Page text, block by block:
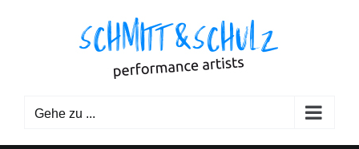
Gehe zu ...